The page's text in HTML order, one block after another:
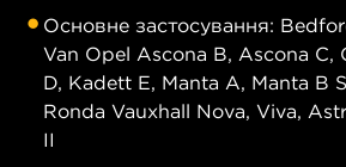
Основне застосування:
Van Opel Ascona B, Ascona C,
D, Kadett E, Manta A, Manta B
Ronda Vauxhall Nova, Viva,
II